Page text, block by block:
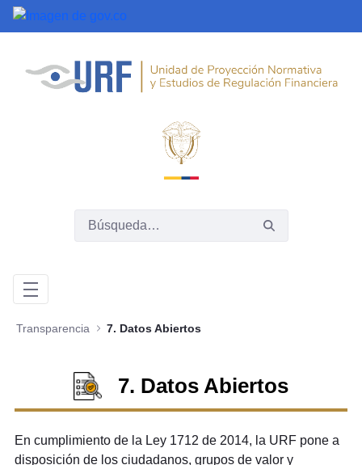
Saltar al contenido principal
Transparencia 7. Datos Abiertos
7. Datos Abiertos
En cumplimiento de la Ley 1712 de 2014, la URF pone a
disposición de los ciudadanos, grupos de valor y